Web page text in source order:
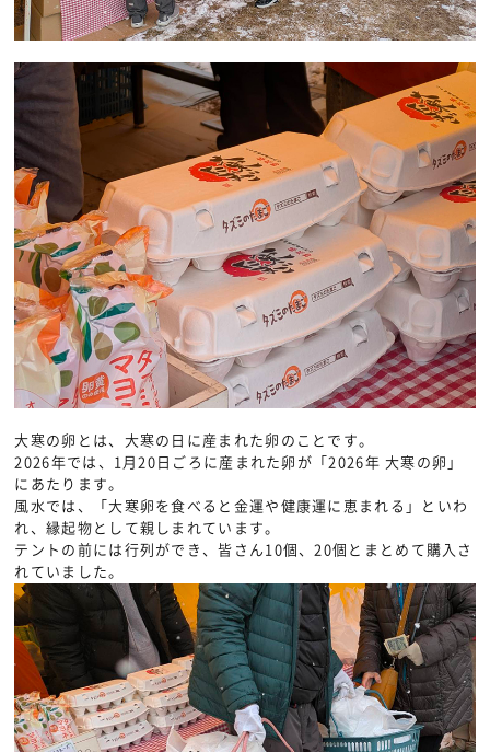
大寒の卵とは、大寒の日に産まれた卵のことです。
2026年では、1月20日ごろに産まれた卵が「2026年 大寒の卵」
にあたります。
風水では、「大寒卵を食べると金運や健康運に恵まれる」といわ
れ、縁起物として親しまれています。
テントの前には行列ができ、皆さん10個、20個とまとめて購入さ
れていました。